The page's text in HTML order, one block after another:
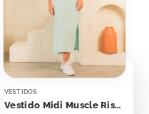
VESTIDOS
Vestido Midi Muscle Risca de Giz Verde Bebê